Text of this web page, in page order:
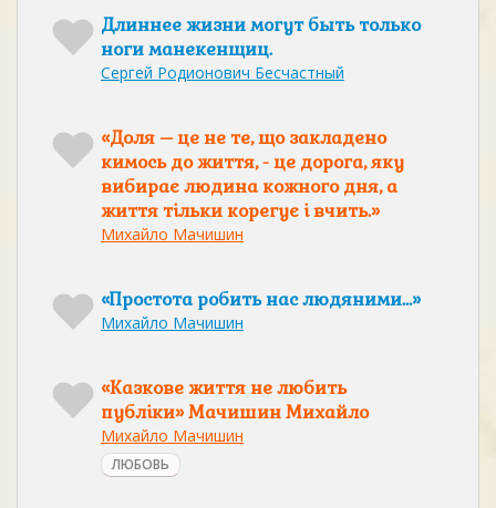
Длиннее жизни могут быть только
ноги манекенщиц.
Сергей Родионович Бесчастный
«Доля – це не те, що закладено
кимось до життя, - це дорога, яку
вибирає людина кожного дня, а
життя тільки корегує і вчить.»
Михайло Мачишин
«Простота робить нас людяними…»
Михайло Мачишин
«Казкове життя не любить
публіки» Мачишин Михайло
Михайло Мачишин
ЛЮБОВЬ